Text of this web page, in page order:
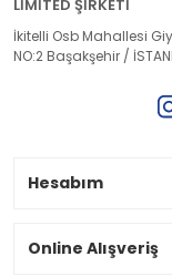
LİMİTED ŞİRKETİ
İkitelli Osb Mahallesi
NO:2 Başakşehir /
Hesabım
Online Alışveriş